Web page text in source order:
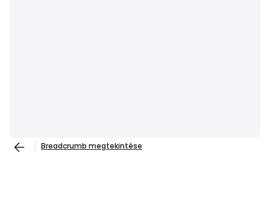
Breadcrumb megtekintése